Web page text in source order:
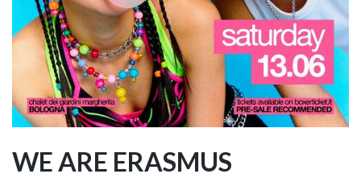
WE ARE ERASMUS